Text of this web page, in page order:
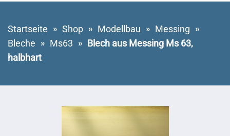
Startseite Shop Modellbau
Messing
Bleche
Ms63
Blech aus Messing Ms 63,
halbhart